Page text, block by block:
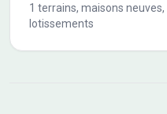
1 terrains, maisons
lotissements